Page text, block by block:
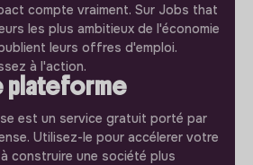
compte vraiment. Sur Jobs that
les plus ambitieux de l'économie
leurs offres d'emploi.
à l'action.
plateforme
est un service gratuit porté par
Utilisez-le pour accélerer votre
construire une société plus